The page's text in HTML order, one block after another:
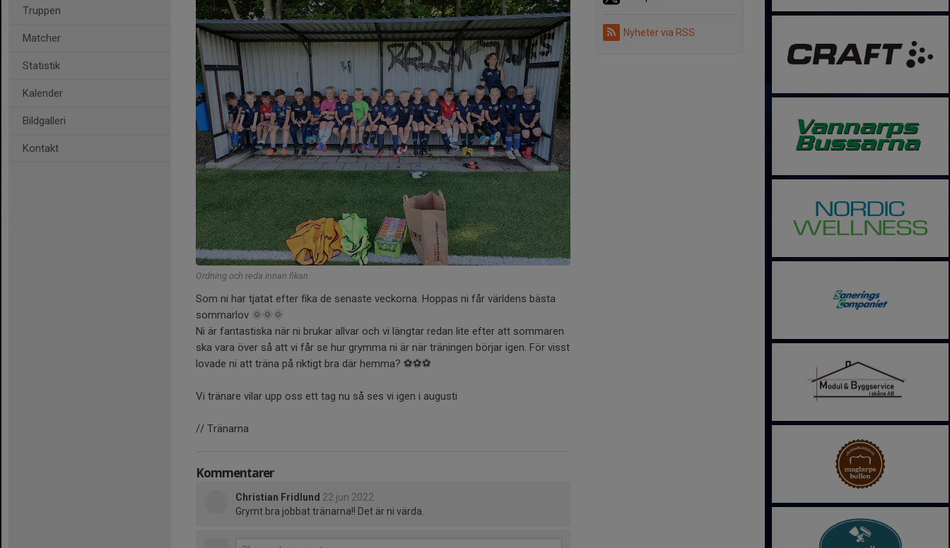
Truppen
Matcher
Statistik
Kalender
Bildgalleri
Kontakt
Nyheter via RSS
Ordning och reda innan fikan
Som ni har tjatat efter fika de senaste veckorna. Hoppas ni får världens bästa
sommarlov 🌞🌞🌞
Ni är fantastiska när ni brukar allvar och vi längtar redan lite efter att sommaren
ska vara över så att vi får se hur grymma ni är när träningen börjar igen. För visst
lovade ni att träna på riktigt bra där hemma? ⚽⚽⚽
Vi tränare vilar upp oss ett tag nu så ses vi igen i augusti
// Tränarna
Kommentarer
Christian Fridlund 22 jun 2022
Grymt bra jobbat tränarna!! Det är ni värda.